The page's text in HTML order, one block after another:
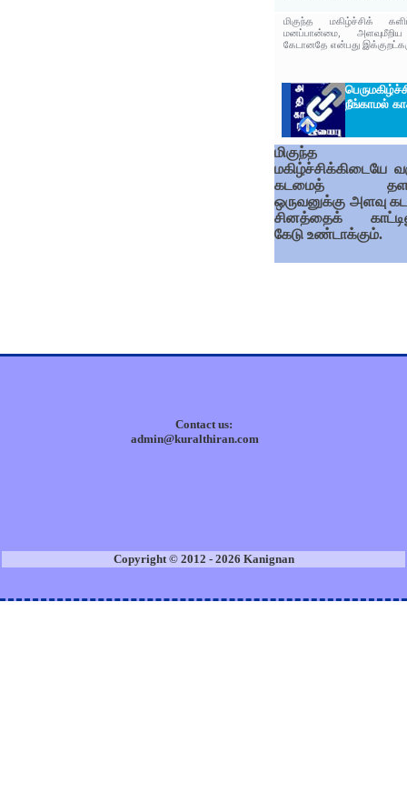
மிகுந்த மகிழ்ச்சிக்
மனப்பான்மை,
கேடானதே என்பது
நீங்காமல்
மிகுந்த
மகிழ்ச்சிக்கிடையே
கடமைத்
ஒருவனுக்கு அளவு
சினத்தைக்
கேடு உண்டாக்கும்.
Contact us:
admin@kuralthiran.com
Copyright © 2012 - 2026 Kanignan